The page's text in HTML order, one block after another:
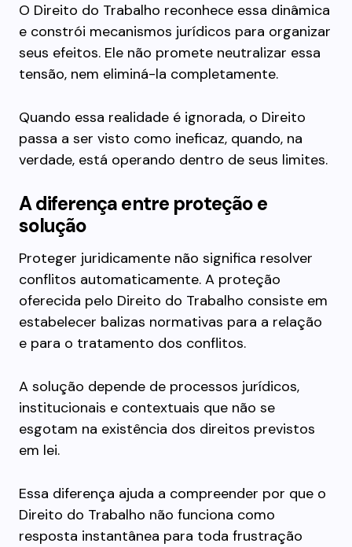
O Direito do Trabalho reconhece essa dinâmica
e constrói mecanismos jurídicos para organizar
seus efeitos. Ele não promete neutralizar essa
tensão, nem eliminá-la completamente.
Quando essa realidade é ignorada, o Direito
passa a ser visto como ineficaz, quando, na
verdade, está operando dentro de seus limites.
A diferença entre proteção e
solução
Proteger juridicamente não significa resolver
conflitos automaticamente. A proteção
oferecida pelo Direito do Trabalho consiste em
estabelecer balizas normativas para a relação
e para o tratamento dos conflitos.
A solução depende de processos jurídicos,
institucionais e contextuais que não se
esgotam na existência dos direitos previstos
em lei.
Essa diferença ajuda a compreender por que o
Direito do Trabalho não funciona como
resposta instantânea para toda frustração